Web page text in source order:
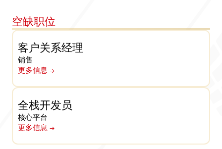
空缺职位
客户关系经理
销售
更多信息 ->
全栈开发员
核心平台
更多信息 ->